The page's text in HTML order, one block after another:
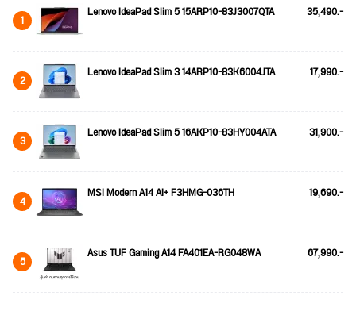
1 Lenovo IdeaPad Slim 5 15ARP10-83J3007QTA 35,490.-
2 Lenovo IdeaPad Slim 3 14ARP10-83K6004JTA 17,990.-
3 Lenovo IdeaPad Slim 5 16AKP10-83HY004ATA 31,900.-
4 MSI Modern A14 AI+ F3HMG-036TH 19,690.-
5 Asus TUF Gaming A14 FA401EA-RG048WA 67,990.-